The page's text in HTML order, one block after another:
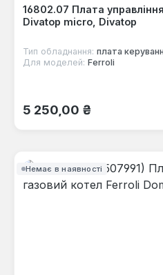
16802.07 Плата
Divatop micro, Divatop
Тип обладнання: плата
Для моделей: Ferroli
Звичайна ціна:
5 250,00 ₴
Немає в наявності